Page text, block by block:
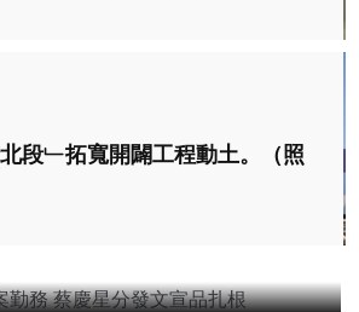
段﹂拓寬開闢工程動土。（照